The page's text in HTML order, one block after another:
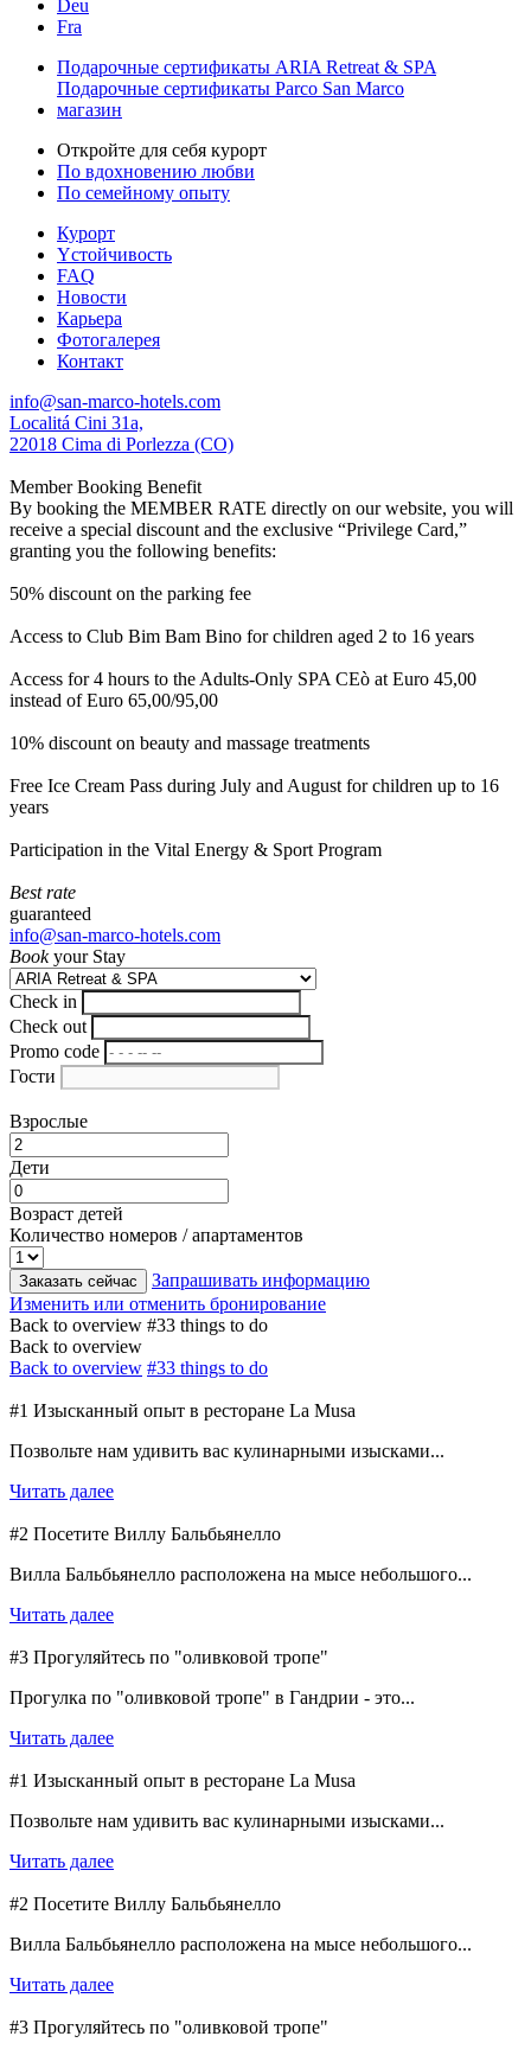
Deu
Fra
Подарочные сертификаты ARIA Retreat & SPA
Подарочные сертификаты Parco San Marco
магазин
Откройте для себя курорт
По вдохновению любви
По семейному опыту
Курорт
Yстойчивость
FAQ
Новости
Карьера
Фотогалерея
Контакт
info@san-marco-hotels.com
Localitá Cini 31a,
22018 Cima di Porlezza (CO)
Member Booking Benefit
By booking the MEMBER RATE directly on our website, you will
receive a special discount and the exclusive “Privilege Card,”
granting you the following benefits:
50% discount on the parking fee
Access to Club Bim Bam Bino for children aged 2 to 16 years
Access for 4 hours to the Adults-Only SPA CEò at Euro 45,00
instead of Euro 65,00/95,00
10% discount on beauty and massage treatments
Free Ice Cream Pass during July and August for children up to 16
years
Participation in the Vital Energy & Sport Program
Best rate
guaranteed
info@san-marco-hotels.com
Bookyour Stay
Check in
Check out
Promo code
Гости
Взрослые
Дети
Возраст детей
Количество номеров / апартаментов
Заказать сейчас
Запрашивать информацию
Изменить или отменить бронирование
Back to overview #33 things to do
Back to overview
Back to overview #33 things to do
#1 Изысканный опыт в ресторане La Musa
Позвольте нам удивить вас кулинарными изысками...
Читать далее
#2 Посетите Виллу Бальбьянелло
Вилла Бальбьянелло расположена на мысе небольшого...
Читать далее
#3 Прогуляйтесь по "оливковой тропе"
Прогулка по "оливковой тропе" в Гандрии - это...
Читать далее
#1 Изысканный опыт в ресторане La Musa
Позвольте нам удивить вас кулинарными изысками...
Читать далее
#2 Посетите Виллу Бальбьянелло
Вилла Бальбьянелло расположена на мысе небольшого...
Читать далее
#3 Прогуляйтесь по "оливковой тропе"